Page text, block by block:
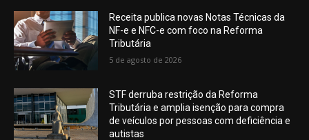
Receita publica novas Notas Técnicas da
NF-e e NFC-e com foco na Reforma
Tributária
5 de agosto de 2026
STF derruba restrição da Reforma
Tributária e amplia isenção para compra
de veículos por pessoas com deficiência e
autistas